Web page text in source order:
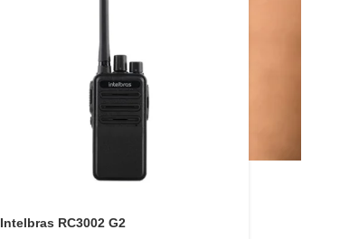
Intelbras RC3002 G2